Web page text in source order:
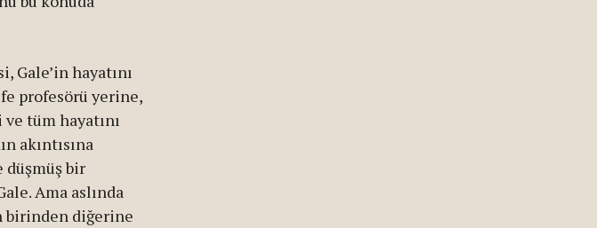
hayatını
profesörü yerine,
tüm hayatını
akıntısına
düşmüş bir
Ama aslında
birinden diğerine